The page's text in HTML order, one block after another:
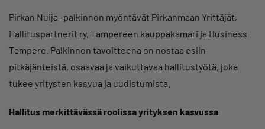
Pirkan Nuija -palkinnon myöntävät Pirkanmaan Yrittäjät,
Hallituspartnerit ry, Tampereen kauppakamari ja Business
Tampere. Palkinnon tavoitteena on nostaa esiin
pitkäjänteistä, osaavaa ja vaikuttavaa hallitustyötä, joka
tukee yritysten kasvua ja uudistumista.
Hallitus merkittävässä roolissa yrityksen kasvussa